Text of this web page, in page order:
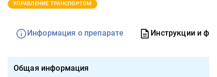
УПРАВЛЕНИЕ ТРАНСПОРТОМ
Информация о препарате Инструкции и
Общая информация